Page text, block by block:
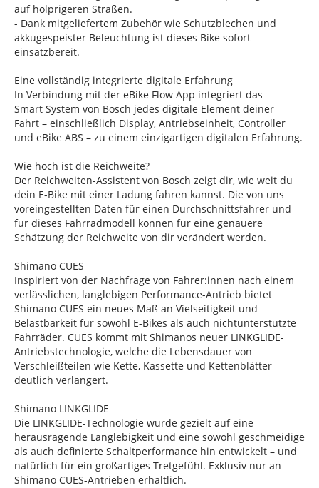
auf holprigeren Straßen.
- Dank mitgeliefertem Zubehör wie Schutzblechen und
akkugespeister Beleuchtung ist dieses Bike sofort
einsatzbereit.
Eine vollständig integrierte digitale Erfahrung
In Verbindung mit der eBike Flow App integriert das
Smart System von Bosch jedes digitale Element deiner
Fahrt – einschließlich Display, Antriebseinheit, Controller
und eBike ABS – zu einem einzigartigen digitalen Erfahrung.
Wie hoch ist die Reichweite?
Der Reichweiten-Assistent von Bosch zeigt dir, wie weit du
dein E-Bike mit einer Ladung fahren kannst. Die von uns
voreingestellten Daten für einen Durchschnittsfahrer und
für dieses Fahrradmodell können für eine genauere
Schätzung der Reichweite von dir verändert werden.
Shimano CUES
Inspiriert von der Nachfrage von Fahrer:innen nach einem
verlässlichen, langlebigen Performance-Antrieb bietet
Shimano CUES ein neues Maß an Vielseitigkeit und
Belastbarkeit für sowohl E-Bikes als auch nichtunterstützte
Fahrräder. CUES kommt mit Shimanos neuer LINKGLIDE-
Antriebstechnologie, welche die Lebensdauer von
Verschleißteilen wie Kette, Kassette und Kettenblätter
deutlich verlängert.
Shimano LINKGLIDE
Die LINKGLIDE-Technologie wurde gezielt auf eine
herausragende Langlebigkeit und eine sowohl geschmeidige
als auch definierte Schaltperformance hin entwickelt – und
natürlich für ein großartiges Tretgefühl. Exklusiv nur an
Shimano CUES-Antrieben erhältlich.